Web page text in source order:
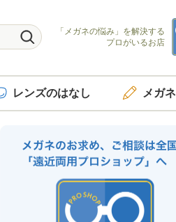
「メガネの悩み」を解決する
プロがいるお店
レンズのはなし メガネ